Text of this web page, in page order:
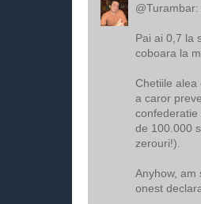
@Turambar:
Pai ai 0,7 la
coboara la
Chetiile alea
a caror
confederatie
de 100.000
zerouri!).
Anyhow, am
onest